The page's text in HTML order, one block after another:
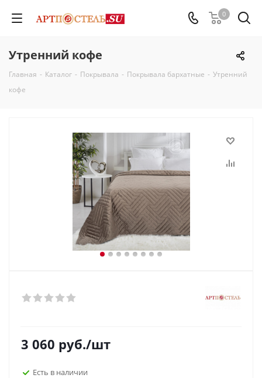
0
Утренний кофе
Главная - Каталог - Покрывала - Покрывала бархатные - Утренний
кофе
3 060 руб./шт
Есть в наличии